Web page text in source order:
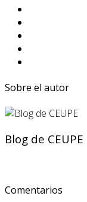
Sobre el autor
Blog de CEUPE
Comentarios